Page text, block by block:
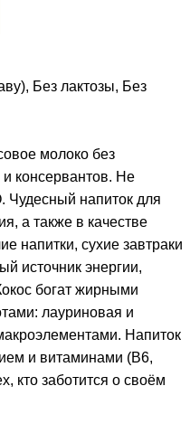
, Без лактозы, Без
молоко без
консервантов. Не
Чудесный напиток для
а также в качестве
напитки, сухие завтраки
источник энергии,
богат жирными
лауриновая и
Напиток
и витаминами (В6,
кто заботится о своём